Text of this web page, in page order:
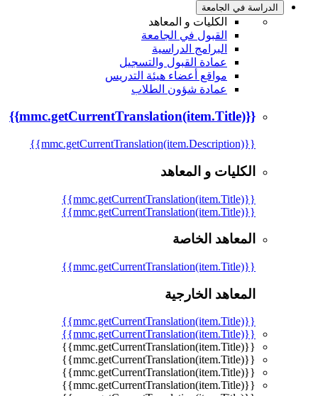
الدراسة في الجامعة
الكليات و المعاهد
القبول في الجامعة
البرامج الدراسية
عمادة القبول والتسجيل
مواقع أعضاء هيئة التدريس
عمادة شؤون الطلاب
{{mmc.getCurrentTranslation(item.Title)}}
{{mmc.getCurrentTranslation(item.Description)}}
الكليات و المعاهد
{{mmc.getCurrentTranslation(item.Title)}}
{{mmc.getCurrentTranslation(item.Title)}}
المعاهد الخاصة
{{mmc.getCurrentTranslation(item.Title)}}
المعاهد الخارجية
{{mmc.getCurrentTranslation(item.Title)}}
{{mmc.getCurrentTranslation(item.Title)}}
{{mmc.getCurrentTranslation(item.Title)}}
{{mmc.getCurrentTranslation(item.Title)}}
{{mmc.getCurrentTranslation(item.Title)}}
{{mmc.getCurrentTranslation(item.Title)}}